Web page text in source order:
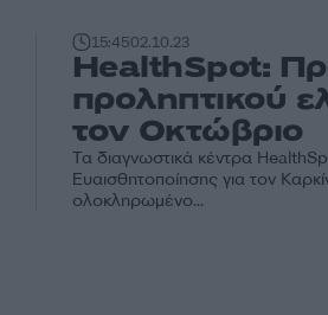
15:4502.10.23
HealthSpot:
προληπτικού
τον Οκτώβριο
Τα διαγνωστικά κέντρα
Ευαισθητοποίησης για τον
ολοκληρωμένο...